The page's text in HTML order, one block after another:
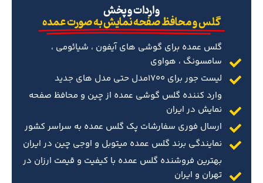
‌واردات و پخش
گلس و محافظ صفحه نمایش به صورت عمده
گلس عمده برای گوشی های آیفون ، شیائومی ،
سامسونگ ، هواوی
لیست جور برای 1700مدل حتی مدل های جدید
وارد کننده گلس گوشی عمده از چین و محافظ صفحه
نمایش در ایران
ارسال فوری سفارشات پک گلس عمده به سراسر کشور
نمایندگی برند گلس عمده میتوبل و اوجی چین در ایران
بهترین فروشنده گلس عمده با کیفیت و قیمت ارزان در
تهران و ایران